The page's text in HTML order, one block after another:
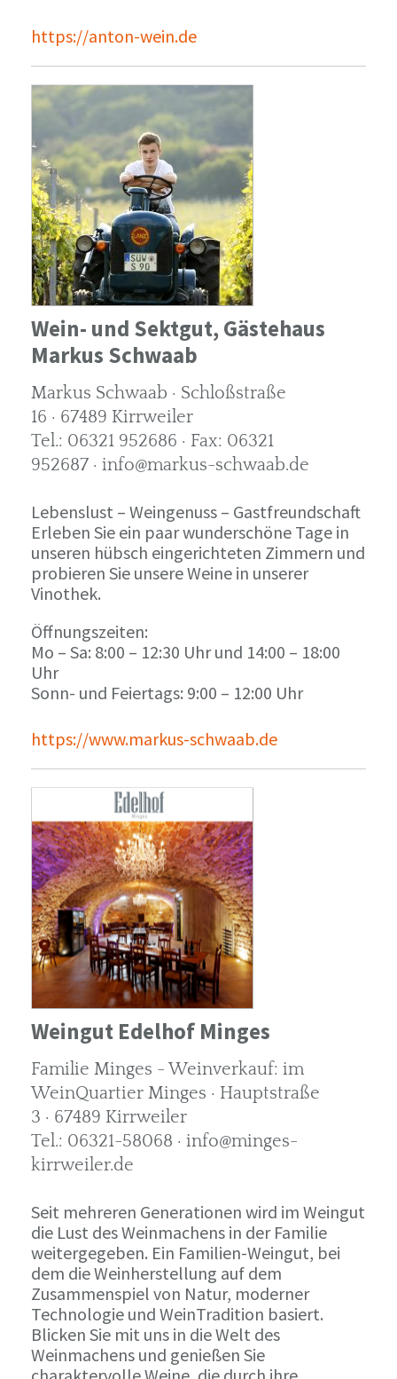
https://anton-wein.de
Wein- und Sektgut, Gästehaus
Markus Schwaab
Markus Schwaab · Schloßstraße
16 · 67489 Kirrweiler
Tel.: 06321 952686 · Fax: 06321
952687 · info@markus-schwaab.de
Lebenslust – Weingenuss – Gastfreundschaft
Erleben Sie ein paar wunderschöne Tage in
unseren hübsch eingerichteten Zimmern und
probieren Sie unsere Weine in unserer
Vinothek.
Öffnungszeiten:
Mo – Sa: 8:00 – 12:30 Uhr und 14:00 – 18:00
Uhr
Sonn- und Feiertags: 9:00 – 12:00 Uhr
https://www.markus-schwaab.de
Weingut Edelhof Minges
Familie Minges - Weinverkauf: im
WeinQuartier Minges · Hauptstraße
3 · 67489 Kirrweiler
Tel.: 06321-58068 · info@minges-
kirrweiler.de
Seit mehreren Generationen wird im Weingut
die Lust des Weinmachens in der Familie
weitergegeben. Ein Familien-Weingut, bei
dem die Weinherstellung auf dem
Zusammenspiel von Natur, moderner
Technologie und WeinTradition basiert.
Blicken Sie mit uns in die Welt des
Weinmachens und genießen Sie